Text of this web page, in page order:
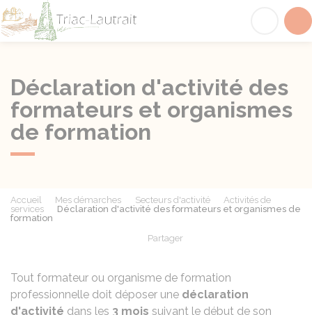
Déclaration d'activité des
formateurs et organismes
de formation
Accueil Mes démarches Secteurs d'activité
Activités de
services
Déclaration d'activité des formateurs et organismes de
formation
Partager
Tout formateur ou organisme de formation
professionnelle doit déposer une déclaration
d'activité dans les 3 mois suivant le début de son